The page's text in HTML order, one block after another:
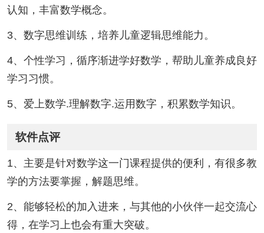
认知，丰富数学概念。
3、数字思维训练，培养儿童逻辑思维能力。
4、个性学习，循序渐进学好数学，帮助儿童养成良好
学习习惯。
5、爱上数学.理解数字.运用数字，积累数学知识。
软件点评
1、主要是针对数学这一门课程提供的便利，有很多教
学的方法要掌握，解题思维。
2、能够轻松的加入进来，与其他的小伙伴一起交流心
得，在学习上也会有重大突破。